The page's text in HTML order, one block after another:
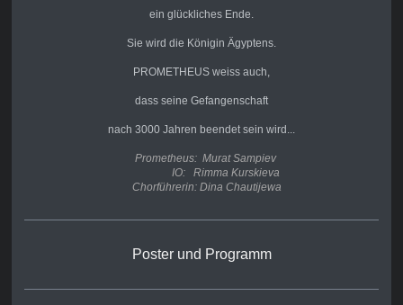
ein glückliches Ende.
Sie wird die Königin Ägyptens.
PROMETHEUS weiss auch,
dass seine Gefangenschaft
nach 3000 Jahren beendet sein wird...
Prometheus: Murat Sampiev
IO: Rimma Kurskieva
Chorführerin: Dina Chautijewa
Poster und Programm